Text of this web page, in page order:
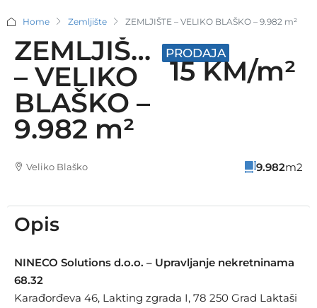
Home Zemljište ZEMLJIŠTE – VELIKO BLAŠKO – 9.982 m²
ZEMLJIŠTE
– VELIKO
BLAŠKO –
9.982 m²
PRODAJA
15 KM/m²
Veliko Blaško m2
9.982
Opis
NINECO Solutions d.o.o. – Upravljanje nekretninama
68.32
Karađorđeva 46, Lakting zgrada I, 78 250 Grad Laktaši